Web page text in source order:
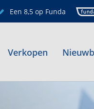
Een 8,5 op Funda
Verkopen